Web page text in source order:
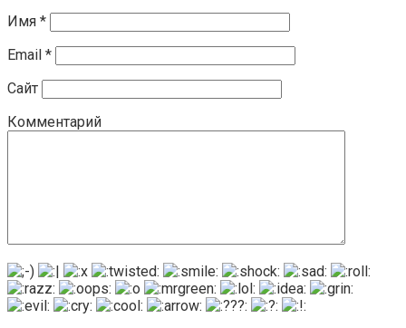
Имя *
Email *
Сайт
Комментарий